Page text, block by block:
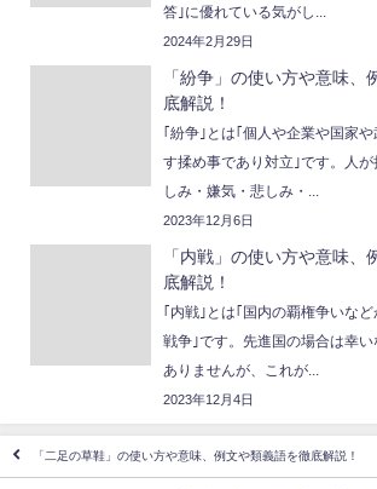
答｣に優れている気がし...
2024年2月29日
「紛争」の使い方や意味、
底解説！
｢紛争｣とは｢個人や企業や国家
す揉め事であり対立｣です。人
しみ・嫌気・悲しみ・...
2023年12月6日
「内戦」の使い方や意味、
底解説！
｢内戦｣とは｢国内の覇権争いな
戦争｣です。先進国の場合は幸
ありませんが、これが...
2023年12月4日
「二足の草鞋」の使い方や意味、例文や類義語を徹底解説！